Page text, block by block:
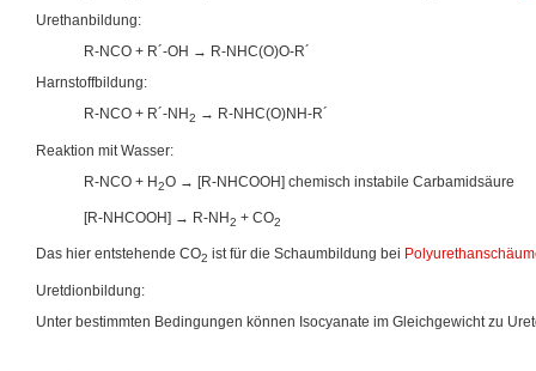
Urethanbildung:
R-NCO + R´-OH → R-NHC(O)O-R´
Harnstoffbildung:
R-NCO + R´-NH2 → R-NHC(O)NH-R´
Reaktion mit Wasser:
R-NCO + H2O → [R-NHCOOH] chemisch instabile Carbamidsäure
[R-NHCOOH] → R-NH2 + CO2
Das hier entstehende CO2 ist für die Schaumbildung bei
Uretdionbildung:
Unter bestimmten Bedingungen können Isocyanate im Gleichgewicht zu